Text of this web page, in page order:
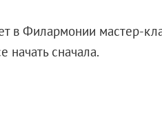
в Филармонии мастер-
начать сначала.